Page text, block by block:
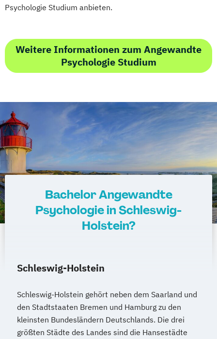
Psychologie Studium anbieten.
Weitere Informationen zum Angewandte
Psychologie Studium
Bachelor Angewandte
Psychologie in Schleswig-
Holstein?
Schleswig-Holstein
Schleswig-Holstein gehört neben dem Saarland und
den Stadtstaaten Bremen und Hamburg zu den
kleinsten Bundesländern Deutschlands. Die drei
größten Städte des Landes sind die Hansestädte